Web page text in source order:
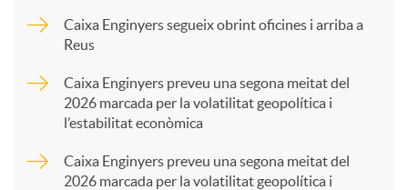
p
a
Caixa Enginyers segueix obrint oficines i arriba a
Reus
Caixa Enginyers preveu una segona meitat del
2026 marcada per la volatilitat geopolítica i
l’estabilitat econòmica
Caixa Enginyers preveu una segona meitat del
2026 marcada per la volatilitat geopolítica i